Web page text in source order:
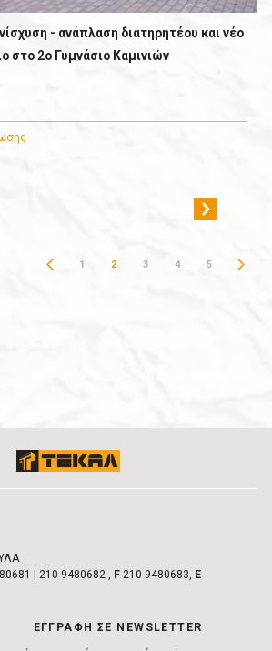
- ανάπλαση διατηρητέου και νέο
στο 2ο Γυμνάσιο Καμινιών
1 2 3 4 5
210-9480682, F210-9480683, E
EΓΓΡΑΦΗ ΣΕ NEWSLETTER